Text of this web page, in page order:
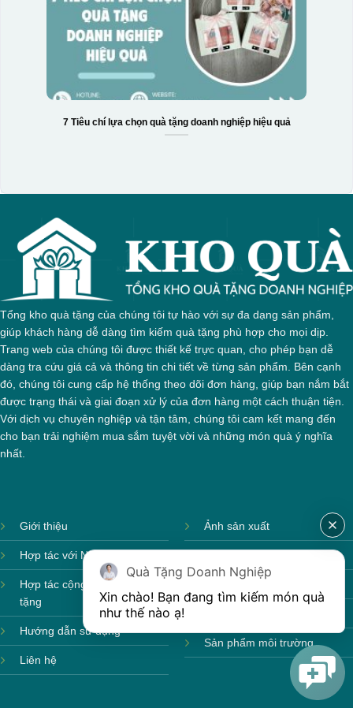
7 Tiêu chí lựa chọn quà tặng doanh nghiệp hiệu quả
Tổng kho quà tặng của chúng tôi tự hào với sự đa dạng sản phẩm,
giúp khách hàng dễ dàng tìm kiếm quà tặng phù hợp cho mọi dịp.
Trang web của chúng tôi được thiết kế trực quan, cho phép bạn dễ
dàng tra cứu giá cả và thông tin chi tiết về từng sản phẩm. Bên cạnh
đó, chúng tôi cung cấp hệ thống theo dõi đơn hàng, giúp bạn nắm bắt
được trạng thái và giai đoạn xử lý của đơn hàng một cách thuận tiện.
Với dịch vụ chuyên nghiệp và tận tâm, chúng tôi cam kết mang đến
cho bạn trải nghiệm mua sắm tuyệt vời và những món quà ý nghĩa
nhất.
Giới thiệu
Hợp tác với Nhà cung cấp
Hợp tác cộng tác viên quà
tặng
Hướng dẫn sử dụng
Liên hệ
Ảnh sản xuất
Sản phẩm môi trường
Quà Tặng Doanh Nghiệp
Xin chào! Bạn đang tìm kiếm món quà
như thế nào ạ!